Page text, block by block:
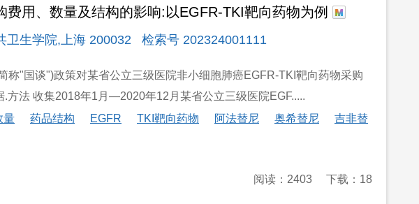
用、数量及结构的影响:以EGFR-TKI靶向药物为例
卫生学院,上海 200032 检索号 202324001111
称"国谈")政策对某省公立三级医院非小细胞肺癌EGFR-TKI靶向药物采购
方法 收集2018年1月—2020年12月某省公立三级医院EGF.....
量 药品结构 EGFR TKI靶向药物 阿法替尼 奥希替尼
吉非替
阅读：2403 下载：18